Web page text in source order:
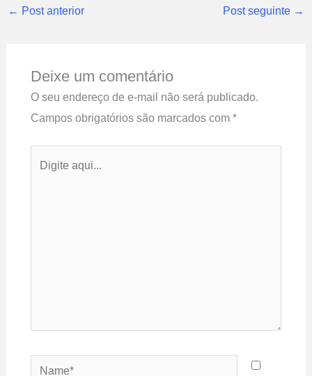
← Post anterior Post seguinte →
Deixe um comentário
O seu endereço de e-mail não será publicado.
Campos obrigatórios são marcados com *
Name*